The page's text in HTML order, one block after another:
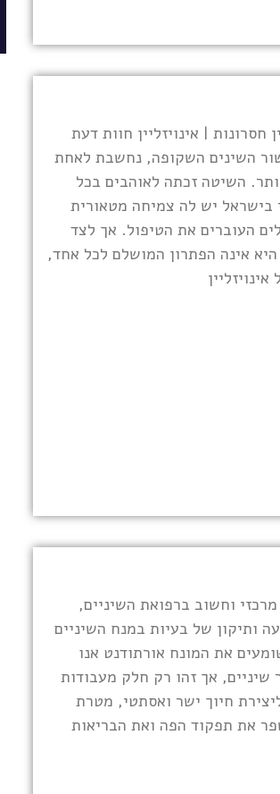
חסרונות | אינויזליין חוות דעת
השינים השקופה, נחשבת לאחת
השיטה זכתה לאוהבים בכל
בישראל יש לה צמיחה מטאורית
העוברים את הטיפול. אך לצד
אינה הפתרון המושלם לכל אחד,
וחשוב ברפואת השיניים,
ותיקון של בעיות במנח השיניים
את המונח אורתודנט אנו
שיניים, אך זהו רק חלק מעבודות
חיוך ישר ואסתטי, מטרת
את תפקוד הפה ואת הבריאות